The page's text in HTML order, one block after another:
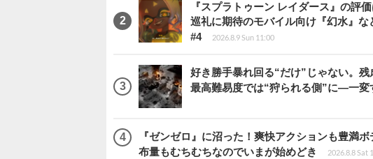
『スプラトゥーン レイダース』の評
巡礼に期待のモバイル向け『幻水』
#4
2026.8.9 Sun 11:00
好き勝手暴れ回る“だけ”じゃない。
最高難易度では“狩られる側”に―一変
『ゼンゼロ』に沼った！爽快アクションも豊満
布量もむちむちなのでいまが始めどき
2026.8.8 Sat